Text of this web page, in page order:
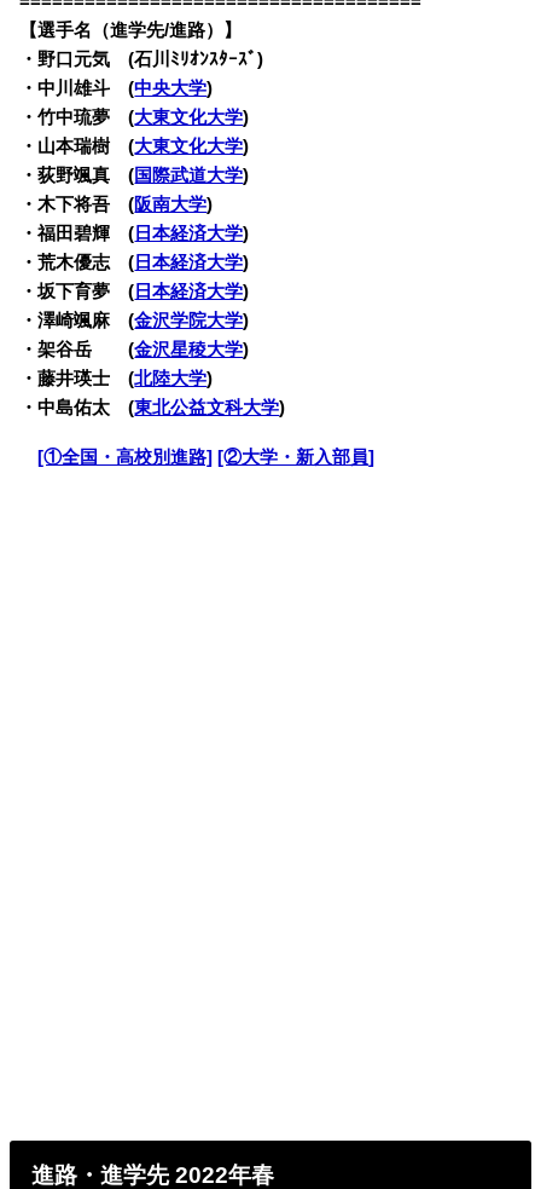
【選手名（進学先/進路）】
・ 野口元気 (石川ﾐﾘｵﾝｽﾀｰｽﾞ)
・中川雄斗 (中央大学)
・竹中琉夢 (大東文化大学)
・山本瑞樹 (大東文化大学)
・荻野颯真 (国際武道大学)
・木下将吾 (阪南大学)
・福田碧輝 ( 日本経済大学)
・荒木優志 ( 日本経済大学)
・坂下育夢 ( 日本経済大学)
・澤崎颯麻 (金沢学院大学)
・架谷岳 (金沢星稜大学)
・藤井瑛士 (北陸大学)
・中島佑太 (東北公益文科大学)
・[①全国・高校別進路] [②大学・新入部員]
進路・進学先 2022年春